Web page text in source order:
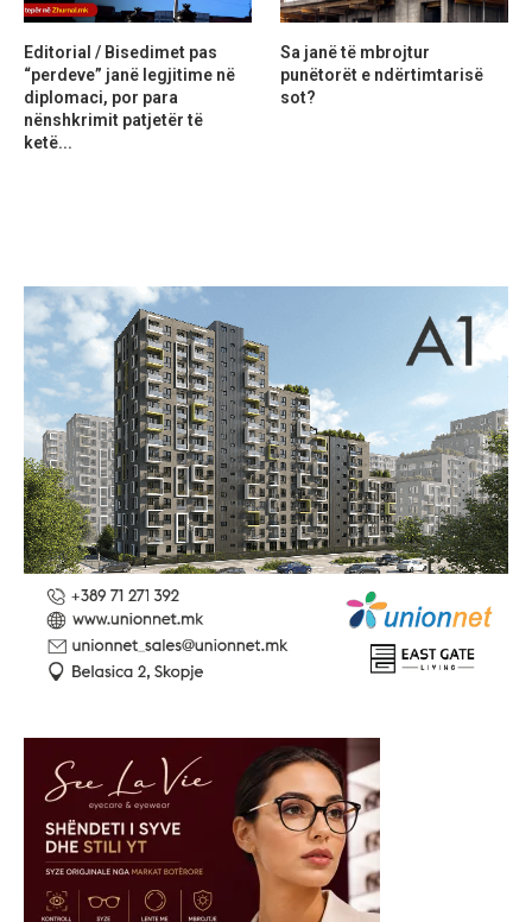
Editorial / Bisedimet pas
“perdeve” janë legjitime në
diplomaci, por para
nënshkrimit patjetër të
ketë...
Sa janë të mbrojtur
punëtorët e ndërtimtarisë
sot?